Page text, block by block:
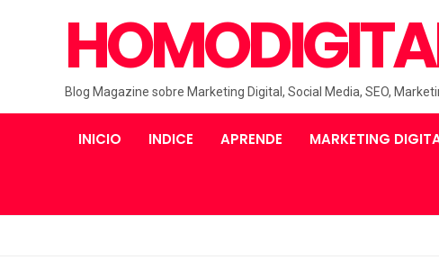
Blog Magazine sobre Marketing Digital, Social Media, SEO,
INICIO INDICE APRENDE MARKETING